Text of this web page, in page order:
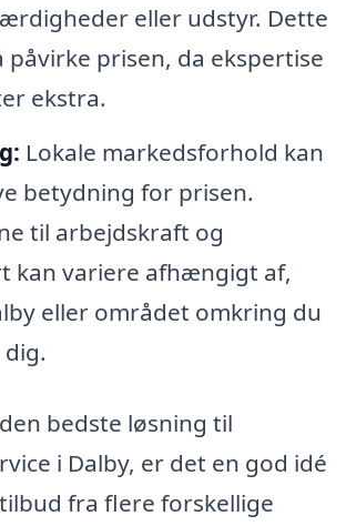
eller udstyr. Dette
påvirke prisen, da ekspertise
ekstra.
Lokale markedsforhold kan
betydning for prisen.
til arbejdskraft og
kan variere afhængigt af,
eller området omkring du
bedste løsning til
i Dalby, er det en god idé
fra flere forskellige